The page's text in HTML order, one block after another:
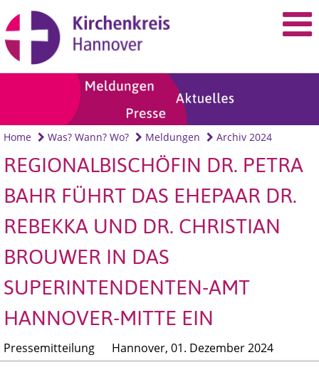
Home Was? Wann? Wo? Meldungen Archiv 2024
REGIONALBISCHÖFIN DR. PETRA
BAHR FÜHRT DAS EHEPAAR DR.
REBEKKA UND DR. CHRISTIAN
BROUWER IN DAS
SUPERINTENDENTEN-AMT
HANNOVER-MITTE EIN
Pressemitteilung Hannover, 01. Dezember 2024